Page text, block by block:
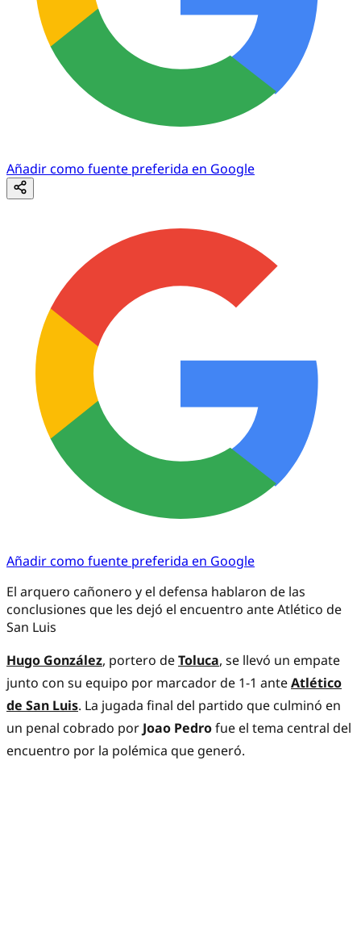
Añadir como fuente preferida en Google
Añadir como fuente preferida en Google
El arquero cañonero y el defensa hablaron de las
conclusiones que les dejó el encuentro ante Atlético de
San Luis
Hugo González, portero deToluca, se llevó un empate
junto con su equipo por marcador de 1-1 anteAtlético
de San Luis. La jugada final del partido que culminó en
un penal cobrado por Joao Pedrofue el tema central del
encuentro por la polémica que generó.